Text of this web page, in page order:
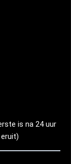
is na 24 uur